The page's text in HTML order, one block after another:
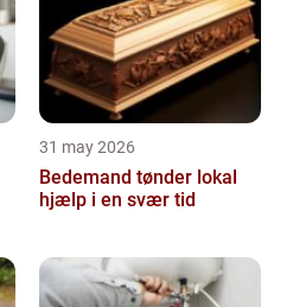
31 may 2026
Bedemand tønder lokal
hjælp i en svær tid